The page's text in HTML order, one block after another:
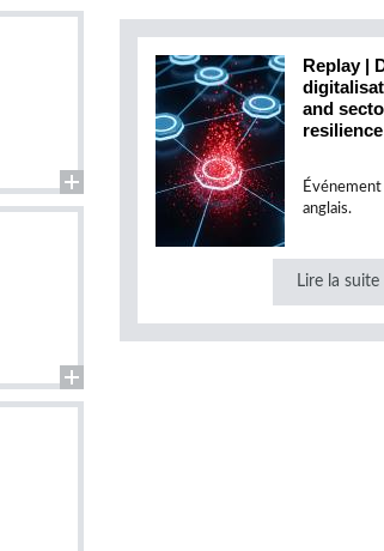
Replay |
and
resilience
Événement
anglais.
Lire la suite